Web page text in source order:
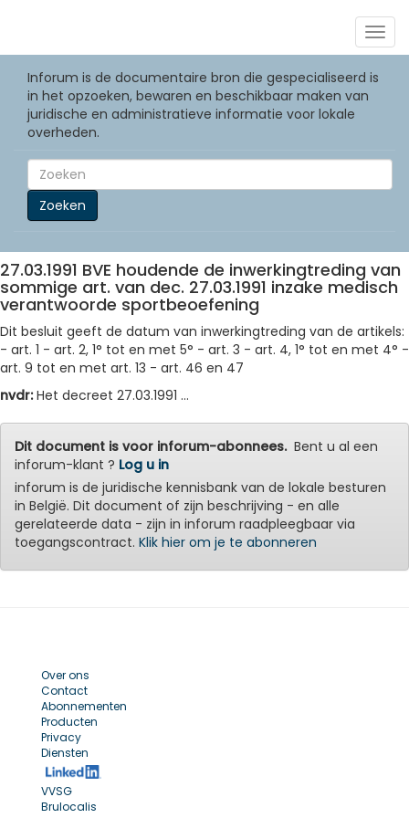
Inforum is de documentaire bron die gespecialiseerd is
in het opzoeken, bewaren en beschikbaar maken van
juridische en administratieve informatie voor lokale
overheden.
Zoeken
27.03.1991 BVE houdende de inwerkingtreding van
sommige art. van dec. 27.03.1991 inzake medisch
verantwoorde sportbeoefening
Dit besluit geeft de datum van inwerkingtreding van de artikels:
- art. 1 - art. 2, 1° tot en met 5° - art. 3 - art. 4, 1° tot en met 4° -
art. 9 tot en met art. 13 - art. 46 en 47
nvdr:Het decreet 27.03.1991 ...
Dit document is voor inforum-abonnees.Bent u al een
inforum-klant ? Log u in
inforum is de juridische kennisbank van de lokale besturen
in België. Dit document of zijn beschrijving - en alle
gerelateerde data - zijn in inforum raadpleegbaar via
toegangscontract. Klik hier om je te abonneren
Over ons
Contact
Abonnementen
Producten
Privacy
Diensten
VVSG
Brulocalis